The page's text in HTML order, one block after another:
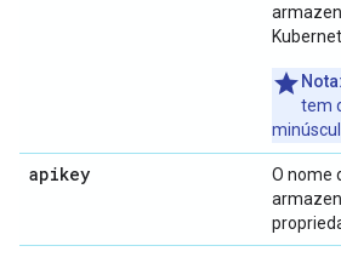
Nota:
tem
apikey
O nome